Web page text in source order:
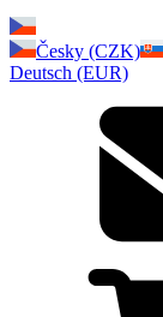
Česky (CZK)
Deutsch (EUR)